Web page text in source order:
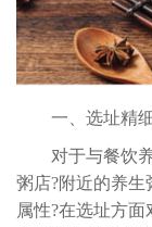
一、选址精
对于与餐饮养
粥店?附近的养生
属性?在选址方